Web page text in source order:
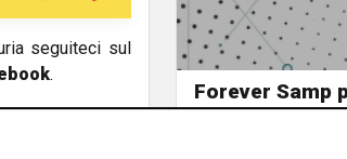
seguiteci sul
.
Forever Samp
20/07/2026